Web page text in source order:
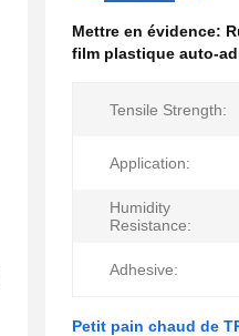
Mettre en évidence:
film plastique auto-
Tensile Strength:
Application:
Humidity
Resistance:
Adhesive:
Petit pain chaud de